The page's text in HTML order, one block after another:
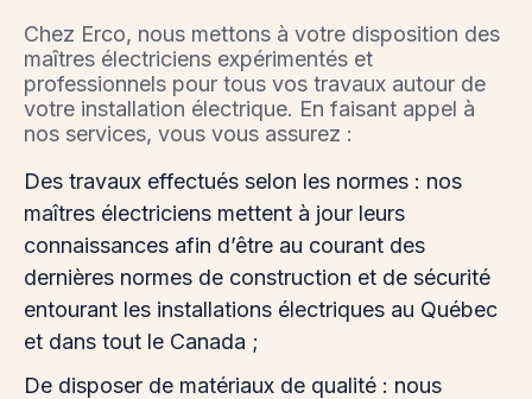
Chez Erco, nous mettons à votre disposition des
maîtres électriciens expérimentés et
professionnels pour tous vos travaux autour de
votre installation électrique. En faisant appel à
nos services, vous vous assurez :
Des travaux effectués selon les normes : nos
maîtres électriciens mettent à jour leurs
connaissances afin d’être au courant des
dernières normes de construction et de sécurité
entourant les installations électriques au Québec
et dans tout le Canada ;
De disposer de matériaux de qualité : nous